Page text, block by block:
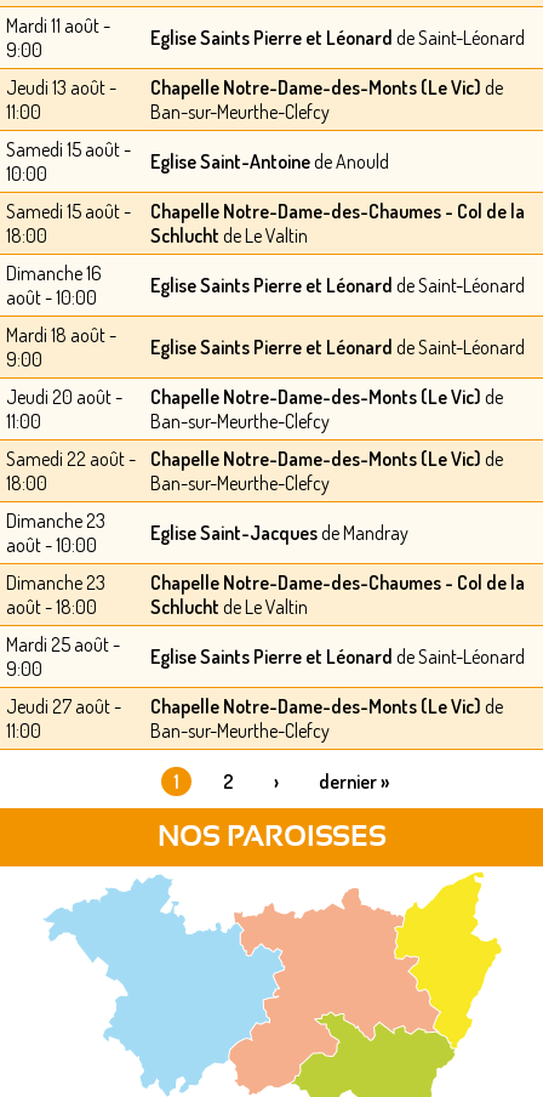
Mardi 11 août -
9:00
Eglise Saints Pierre et Léonard de Saint-Léonard
Jeudi 13 août -
11:00
Chapelle Notre-Dame-des-Monts (Le Vic) de
Ban-sur-Meurthe-Clefcy
Samedi 15 août -
10:00
Eglise Saint-Antoinede Anould
Samedi 15 août -
18:00
Chapelle Notre-Dame-des-Chaumes - Col de la
Schlucht de Le Valtin
Dimanche 16
août - 10:00
Eglise Saints Pierre et Léonard de Saint-Léonard
Mardi 18 août -
9:00
Eglise Saints Pierre et Léonard de Saint-Léonard
Jeudi 20 août -
11:00
Chapelle Notre-Dame-des-Monts (Le Vic) de
Ban-sur-Meurthe-Clefcy
Samedi 22 août -
18:00
Chapelle Notre-Dame-des-Monts (Le Vic) de
Ban-sur-Meurthe-Clefcy
Dimanche 23
août - 10:00
Eglise Saint-Jacquesde Mandray
Dimanche 23
août - 18:00
Chapelle Notre-Dame-des-Chaumes - Col de la
Schlucht de Le Valtin
Mardi 25 août -
9:00
Eglise Saints Pierre et Léonard de Saint-Léonard
Jeudi 27 août -
11:00
Chapelle Notre-Dame-des-Monts (Le Vic) de
Ban-sur-Meurthe-Clefcy
1 2 › dernier »
NOS PAROISSES